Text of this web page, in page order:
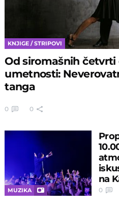
KNJIGE / STRIPOVI
Od siromašnih četvrti
umetnosti:
tanga
0 0
MUZIKA
na
0